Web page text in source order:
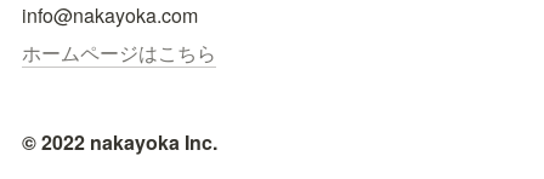
info@nakayoka.com
ホームページはこちら
© 2022 nakayoka Inc.